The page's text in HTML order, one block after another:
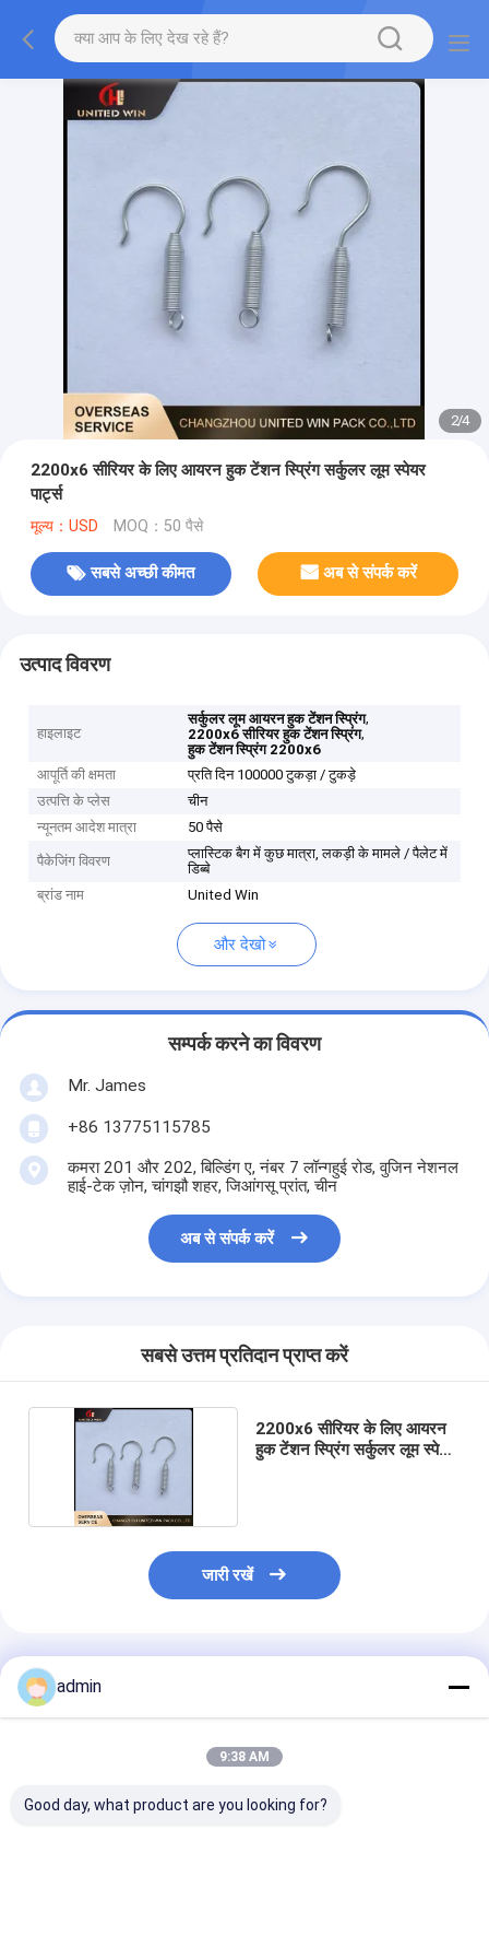
2/4
2200x6 सीरियर के लिए आयरन हुक टेंशन स्प्रिंग सर्कुलर लूम स्पेयर
पार्ट्स
मूल्य：USD MOQ：50 पैसे
सबसे अच्छी कीमत अब से संपर्क करें
उत्पाद विवरण
हाइलाइट
सर्कुलर लूम आयरन हुक टेंशन स्प्रिंग,
2200x6 सीरियर हुक टेंशन स्प्रिंग,
हुक टेंशन स्प्रिंग 2200x6
आपूर्ति की क्षमता
प्रति दिन 100000 टुकड़ा / टुकड़े
उत्पत्ति के प्लेस
चीन
न्यूनतम आदेश मात्रा
50 पैसे
पैकेजिंग विवरण
प्लास्टिक बैग में कुछ मात्रा, लकड़ी के मामले / पैलेट में
डिब्बे
ब्रांड नाम
United Win
और देखो
सम्पर्क करने का विवरण
Mr. James
+86 13775115785
कमरा 201 और 202, बिल्डिंग ए, नंबर 7 लॉन्गहुई रोड, वुजिन नेशनल
हाई-टेक ज़ोन, चांगझौ शहर, जिआंगसू प्रांत, चीन
अब से संपर्क करें
सबसे उत्तम प्रतिदान प्राप्त करें
2200x6 सीरियर के लिए आयरन
हुक टेंशन स्प्रिंग सर्कुलर लूम स्पेयर
जारी रखें
अनुशंसित उत्पाद
admin
9:38 AM
Good day, what product are you looking for?